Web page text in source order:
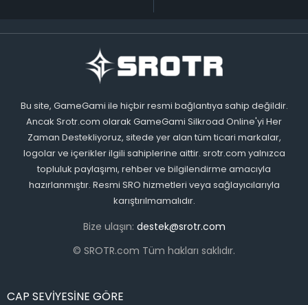
Bu site, GameGami ile hiçbir resmi bağlantıya sahip değildir.
Ancak Srotr.com olarak GameGami Silkroad Online'yi Her
Zaman Destekliyoruz, sitede yer alan tüm ticari markalar,
logolar ve içerikler ilgili sahiplerine aittir. srotr.com yalnızca
topluluk paylaşımı, rehber ve bilgilendirme amacıyla
hazırlanmıştır. Resmi SRO hizmetleri veya sağlayıcılarıyla
karıştırılmamalıdır.
Bize ulaşın: destek@srotr.com
© SROTR.com Tüm hakları saklıdır.
CAP SEVİYESİNE GÖRE